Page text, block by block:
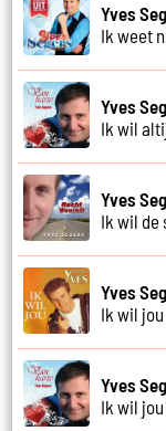
Yves
Ik weet
Yves
Ik wil
Yves
Ik wil de
Yves
Ik wil jou
Yves
Ik wil